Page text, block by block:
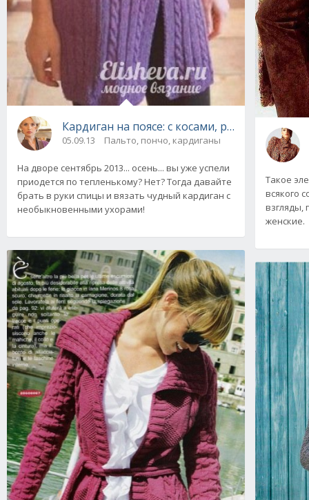
Кардиган на поясе: с косами, рукав 3\4
05.09.13 Пальто, пончо, кардиганы
На дворе сентябрь 2013... осень... вы уже успели
приодется по тепленькому? Нет? Тогда давайте
брать в руки спицы и вязать чудный кардиган с
необыкновенными ухорами!
Такое
всякого
взгляды,
женские.